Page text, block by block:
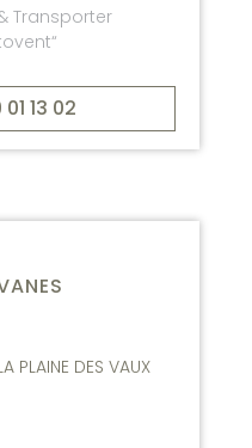
Transporter
13 02
PLAINE DES VAUX